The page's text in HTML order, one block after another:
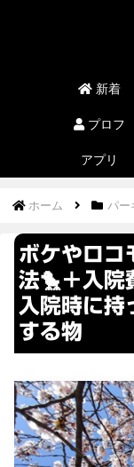
新着
プロフ
アプリ
ホーム パー
ボケやロコ
法🐤＋入院
入院時に
する物